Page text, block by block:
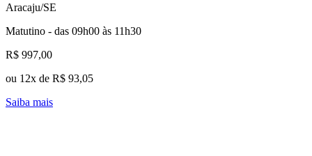
Aracaju/SE
Matutino - das 09h00 às 11h30
R$ 997,00
ou 12x de R$ 93,05
Saiba mais